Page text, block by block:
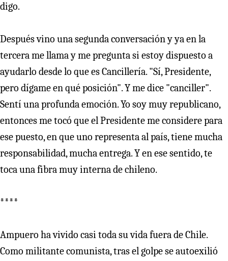
digo.
Después vino una segunda conversación y ya en la
tercera me llama y me pregunta si estoy dispuesto a
ayudarlo desde lo que es Cancillería. "Sí, Presidente,
pero dígame en qué posición". Y me dice "canciller".
Sentí una profunda emoción. Yo soy muy republicano,
entonces me tocó que el Presidente me considere para
ese puesto, en que uno representa al país, tiene mucha
responsabilidad, mucha entrega. Y en ese sentido, te
toca una fibra muy interna de chileno.
****
Ampuero ha vivido casi toda su vida fuera de Chile.
Como militante comunista, tras el golpe se autoexilió